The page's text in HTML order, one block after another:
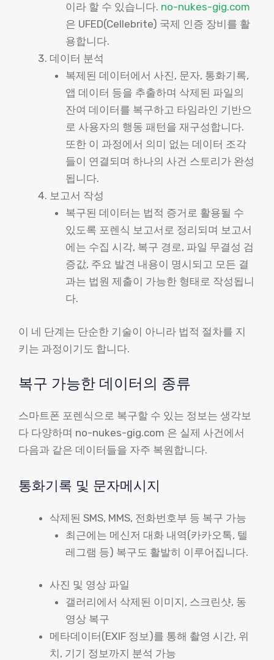
이라 할 수 있습니다. no-nukes-gig.com
은 UFED(Cellebrite) 국제 인증 장비를 활
용합니다.
데이터 분석
복제된 데이터에서 사진, 문자, 통화기록,
앱 데이터 등을 추출하며 삭제된 파일의
잔여 데이터를 복구하고 타임라인 기반으
로 사용자의 행동 패턴을 재구성합니다.
또한 이 과정에서 의미 없는 데이터 조각
들이 연결되며 하나의 사건 스토리가 완성
됩니다.
보고서 작성
복구된 데이터는 법적 증거로 활용될 수
있도록 포렌식 보고서로 정리되며 보고서
에는 수집 시각, 복구 경로, 파일 무결성 검
증값, 주요 발견 내용이 명시되고 모든 결
과는 법원 제출이 가능한 형태로 작성됩니
다.
이 네 단계는 단순한 기술이 아니라 법적 절차를 지
키는 과정이기도 합니다.
복구 가능한 데이터의 종류
스마트폰 포렌식으로 복구할 수 있는 정보는 생각보
다 다양하며 no-nukes-gig.com 은 실제 사건에서
다음과 같은 데이터들을 자주 복원합니다.
통화기록 및 문자메시지
삭제된 SMS, MMS, 전화번호부 등 복구 가능
최근에는 메신저 대화 내역(카카오톡, 텔
레그램 등) 복구도 활발히 이루어집니다.
사진 및 영상 파일
갤러리에서 삭제된 이미지, 스크린샷, 동
영상 복구
메타데이터(EXIF 정보)를 통해 촬영 시간, 위
치, 기기 정보까지 분석 가능